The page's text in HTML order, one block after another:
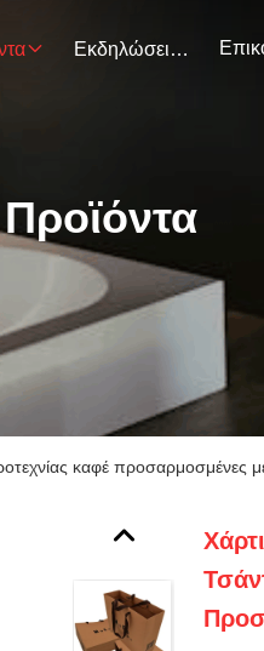
Εκδηλώσεις
καφέ προσαρμοσμένες